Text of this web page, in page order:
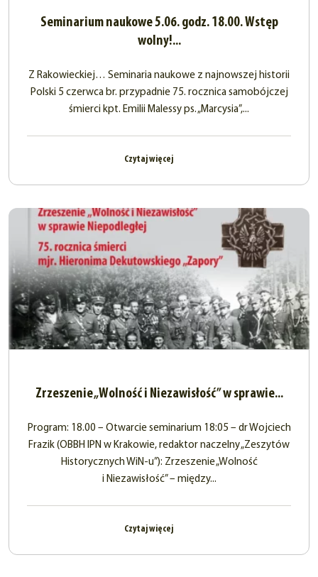
Seminarium naukowe 5.06. godz. 18.00. Wstęp
wolny!...
Z Rakowieckiej… Seminaria naukowe z najnowszej historii
Polski 5 czerwca br. przypadnie 75. rocznica samobójczej
śmierci kpt. Emilii Malessy ps. „Marcysia”,...
Czytaj więcej
Zrzeszenie „Wolność i Niezawisłość” w sprawie...
Program: 18.00 – Otwarcie seminarium 18:05 – dr Wojciech
Frazik (OBBH IPN w Krakowie, redaktor naczelny „Zeszytów
Historycznych WiN-u”): Zrzeszenie „Wolność
i Niezawisłość” – między...
Czytaj więcej